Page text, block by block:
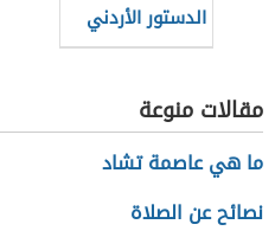
الدستور الأردني
مقالات منوعة
ما هي عاصمة تشاد
نصائح عن الصلاة